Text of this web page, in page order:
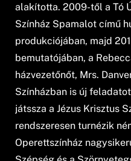
alakította. 2009-től a Tó
Színház Spamalot című
produkciójában, majd
bemutatójában, a
házvezetőnőt, Mrs.
Színházban is új
játssza a Jézus Krisztus
rendszeresen turnézik
Operettszínház